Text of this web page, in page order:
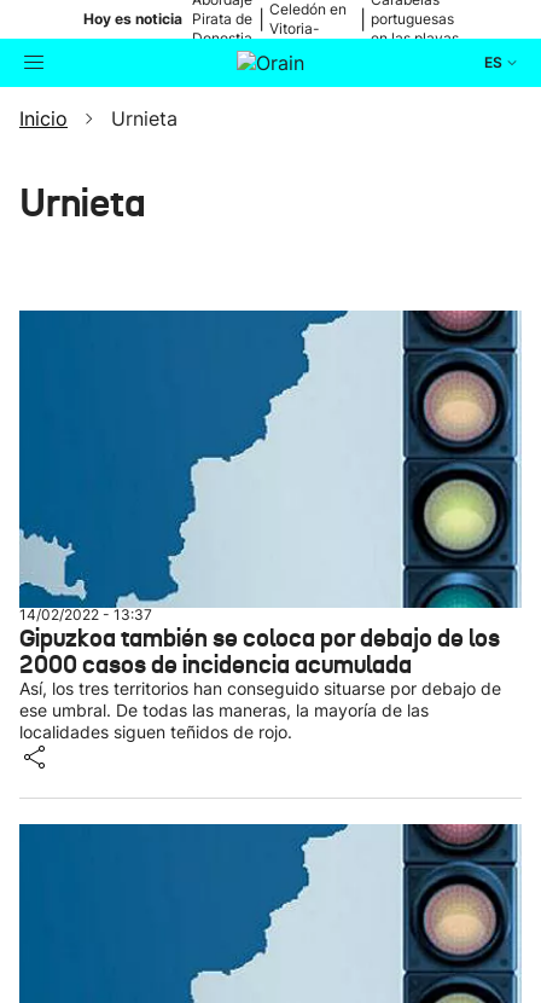
Hoy es noticia Pirata de
Donostia
Celedón en
Vitoria-
portuguesas
en las playas
ES
Buscador
Ikusmiran
Eguraldia
Inicio Urnieta
Urnieta
14/02/2022 - 13:37
Gipuzkoa también se coloca por debajo de los
2000 casos de incidencia acumulada
Así, los tres territorios han conseguido situarse por debajo de
ese umbral. De todas las maneras, la mayoría de las
localidades siguen teñidos de rojo.